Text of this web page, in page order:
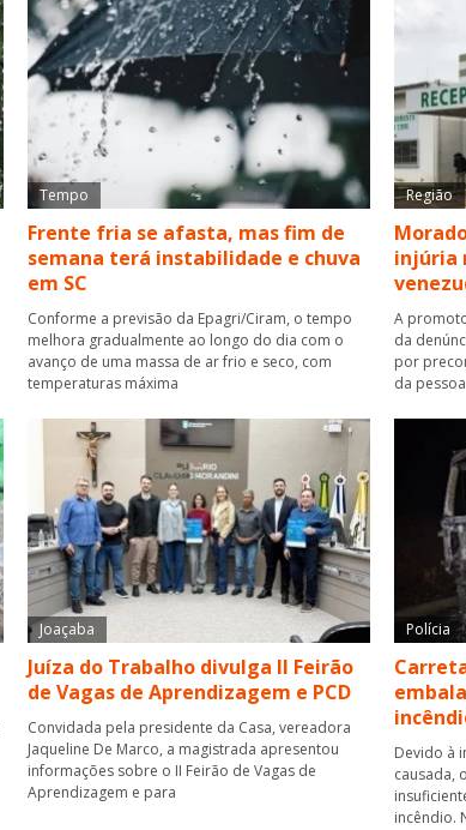
Tempo
Frente fria se afasta, mas fim de
semana terá instabilidade e chuva
em SC
Conforme a previsão da Epagri/Ciram, o tempo
melhora gradualmente ao longo do dia com o
avanço de uma massa de ar frio e seco, com
temperaturas máxima
Região
injúria
A
da
por
da pessoa
Joaçaba
Juíza do Trabalho divulga II Feirão
de Vagas de Aprendizagem e PCD
Convidada pela presidente da Casa, vereadora
Jaqueline De Marco, a magistrada apresentou
informações sobre o II Feirão de Vagas de
Aprendizagem e para
Polícia
Devido à
causada,
incêndio.